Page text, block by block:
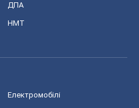
ДПА
НМТ
Електромобілі